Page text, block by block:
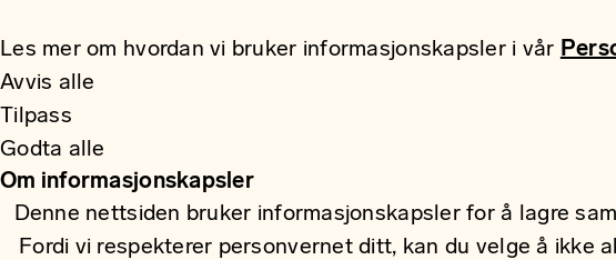
Les mer om hvordan vi bruker informasjonskapsler i vår
Avvis alle
Tilpass
Godta alle
Om informasjonskapsler
Denne nettsiden bruker informasjonskapsler for å lagre
Fordi vi respekterer personvernet ditt, kan du velge å ikke